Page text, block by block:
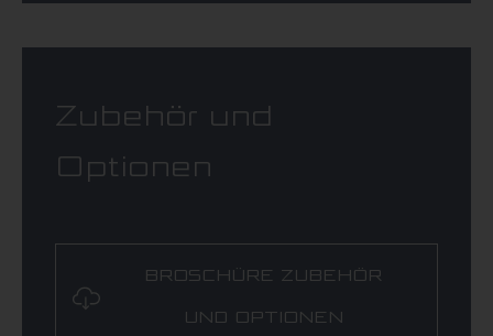
Zubehör und
Optionen
BROSCHÜRE ZUBEHÖR
UND OPTIONEN